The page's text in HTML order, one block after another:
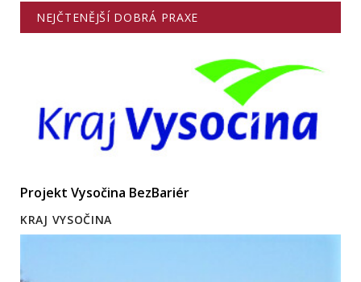
NEJČTENĚJŠÍ DOBRÁ PRAXE
Projekt Vysočina BezBariér
KRAJ VYSOČINA